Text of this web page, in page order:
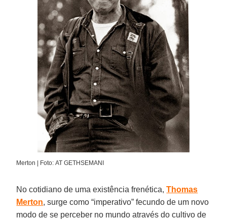
Merton | Foto: AT GETHSEMANI
No cotidiano de uma existência frenética,Thomas
Merton, surge como “imperativo” fecundo de um novo
modo de se perceber no mundo através do cultivo de